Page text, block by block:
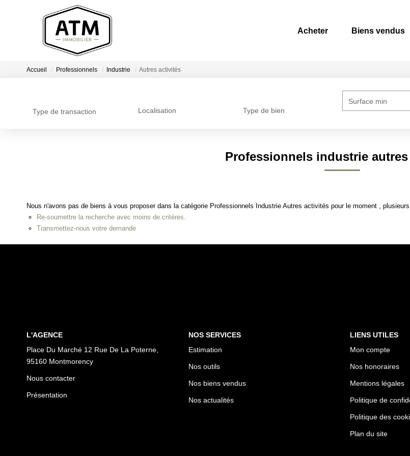
Acheter Biens vendus
Accueil Professionnels Industrie Autres activités
Type de transaction Localisation Type de bien
Surface min
Professionnels industrie
Nous n'avons pas de biens à vous proposer dans la catégorie Professionnels Industrie Autres activités pour le moment ,
Re-soumettre la recherche avec moins de critères.
Transmettez-nous votre demande
L'AGENCE
Place Du Marché 12 Rue De La Poterne,
95160 Montmorency
Nous contacter
Présentation
NOS SERVICES
Estimation
Nos outils
Nos biens vendus
Nos actualités
LIENS UTILES
Mon compte
Nos honoraires
Mentions légales
Politique de
Politique des
Plan du site